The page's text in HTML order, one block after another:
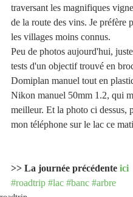
traversant les magnifiques
de la route des vins. Je préfère
les villages moins connus.
Peu de photos aujourd'hui,
tests d'un objectif trouvé en
Domiplan manuel tout en
Nikon manuel 50mm 1.2, qui
meilleur. Et la photo ci dessus,
mon téléphone sur le lac ce
>> La journée précédente ici
#roadtrip #lac #banc #arbre